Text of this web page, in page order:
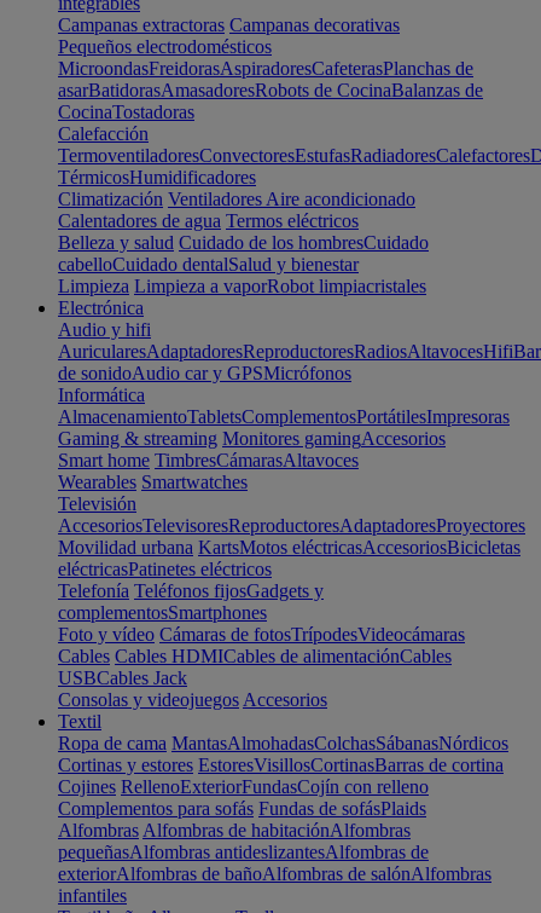
Campanas extractoras Campanas decorativas
Pequeños electrodomésticos
MicroondasFreidorasAspiradoresCafeterasPlanchas de
asarBatidorasAmasadoresRobots de CocinaBalanzas de
CocinaTostadoras
Calefacción
TermoventiladoresConvectoresEstufasRadiadoresCalefactores
TérmicosHumidificadores
Climatización Ventiladores Aire acondicionado
Calentadores de agua Termos eléctricos
Belleza y salud Cuidado de los hombresCuidado
cabelloCuidado dentalSalud y bienestar
Limpieza Limpieza a vaporRobot limpiacristales
Electrónica
Audio y hifi
AuricularesAdaptadoresReproductoresRadiosAltavocesHifi
de sonidoAudio car y GPSMicrófonos
Informática
AlmacenamientoTabletsComplementosPortátilesImpresoras
Gaming & streaming Monitores gamingAccesorios
Smart home TimbresCámarasAltavoces
Wearables Smartwatches
Televisión
AccesoriosTelevisoresReproductoresAdaptadoresProyectores
Movilidad urbana KartsMotos eléctricasAccesoriosBicicletas
eléctricasPatinetes eléctricos
Telefonía Teléfonos fijosGadgets y
complementosSmartphones
Foto y vídeo Cámaras de fotosTrípodesVideocámaras
Cables Cables HDMICables de alimentaciónCables
USBCables Jack
Consolas y videojuegos Accesorios
Textil
Ropa de cama MantasAlmohadasColchasSábanasNórdicos
Cortinas y estores EstoresVisillosCortinasBarras de cortina
Cojines RellenoExteriorFundasCojín con relleno
Complementos para sofás Fundas de sofásPlaids
Alfombras Alfombras de habitaciónAlfombras
pequeñasAlfombras antideslizantesAlfombras de
exteriorAlfombras de bañoAlfombras de salónAlfombras
infantiles